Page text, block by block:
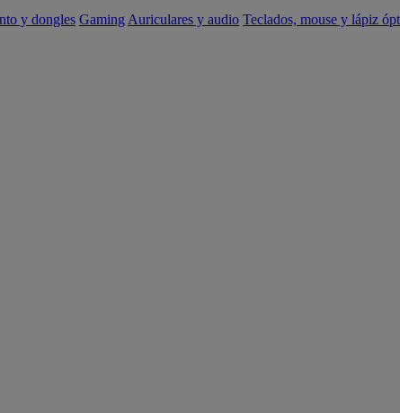
y dongles Gaming Auriculares y audio Teclados, mouse y lápiz